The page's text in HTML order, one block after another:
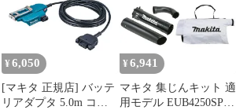
¥ 6,050
[マキタ 正規店] バッテ
リアダプタ 5.0m コネ
¥ 6,941
マキタ 集じんキット 適
用モデル EUB4250SP